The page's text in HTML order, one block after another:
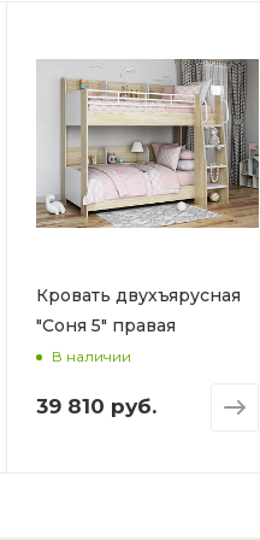
Кровать двухъярусная
"Соня 5" правая
В наличии
39 810 руб.